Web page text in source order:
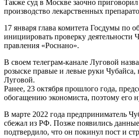
Также суд в Москве заочно
производство лекарственных
17 января глава комитета Госдумы по
инициировать проверку деятельности
правления «Роснано».
В своем телеграм-канале Луговой
розыске правые и левые руки
Луговой.
Ранее, 23 октября прошлого года,
обогащению экономиста, поэтому его
В марте 2022 года предприниматель
сбежал из РФ. Позже появились
подтвердило, что он покинул пост и